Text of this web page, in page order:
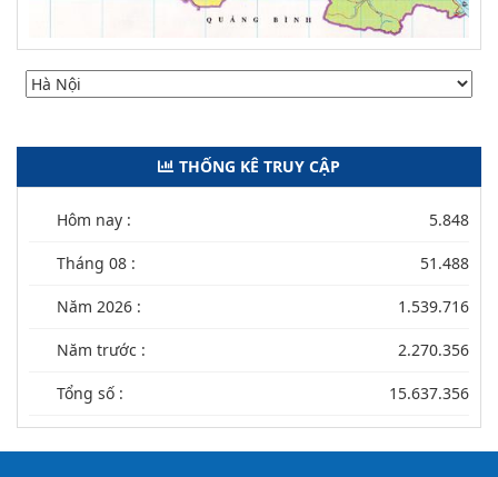
THỐNG KÊ TRUY CẬP
Hôm nay : 5.848
Tháng 08 : 51.488
Năm 2026 : 1.539.716
Năm trước : 2.270.356
Tổng số : 15.637.356